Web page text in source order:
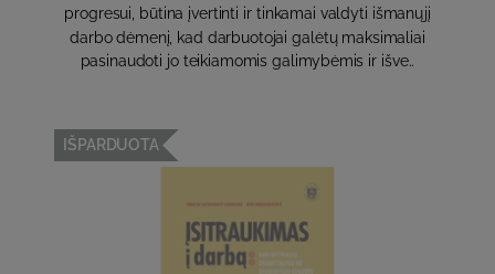
progresui, būtina įvertinti ir tinkamai valdyti išmanųjį
darbo dėmenį, kad darbuotojai galėtų maksimaliai
pasinaudoti jo teikiamomis galimybėmis ir išve..
IŠPARDUOTA